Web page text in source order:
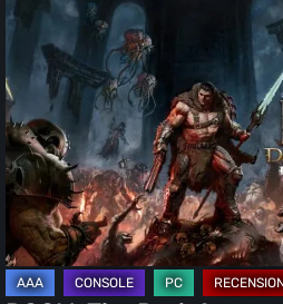
DOOM:
Dark
Ages
–
Revelations,
la
recensione
|
La